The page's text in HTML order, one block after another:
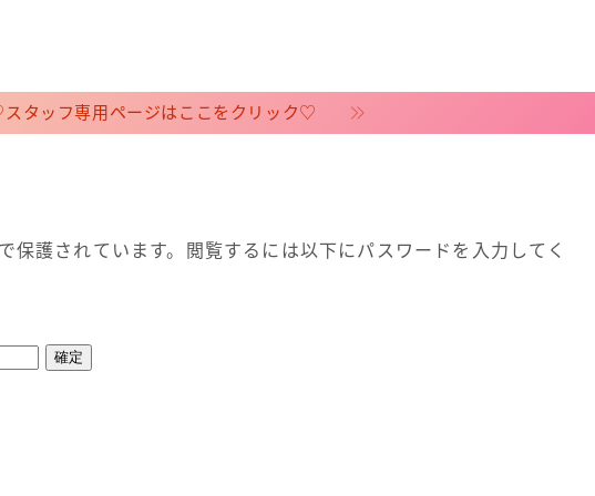
ッフ専用ページ
タッフ専用ページはここをクリック♡
保護されています。閲覧するには以下にパスワードを入力してく